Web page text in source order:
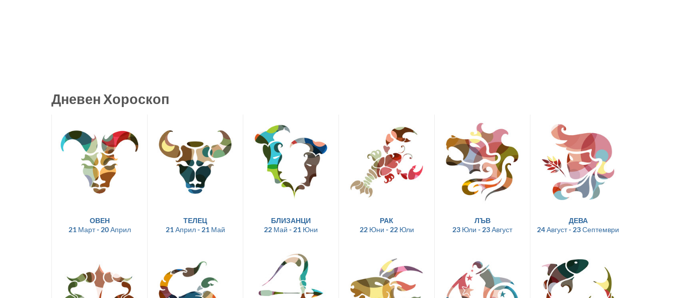
Дневен Хороскоп
ОВЕН
21 Март - 20 Април
ТЕЛЕЦ
21 Април - 21 Май
БЛИЗАНЦИ
22 Май - 21 Юни
РАК
22 Юни - 22 Юли
ЛЪВ
23 Юли - 23 Август
ДЕВА
24 Август - 23 Септември